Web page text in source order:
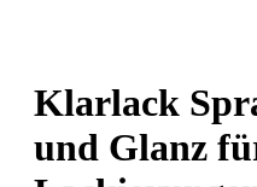
Klarlack
und Glanz